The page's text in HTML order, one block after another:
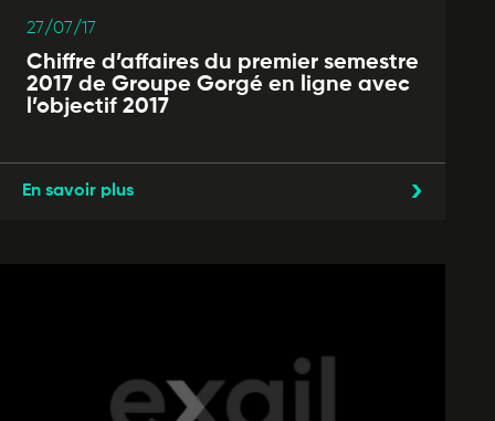
27/07/17
Chiffre d’affaires du premier semestre
2017 de Groupe Gorgé en ligne avec
l’objectif 2017
En savoir plus